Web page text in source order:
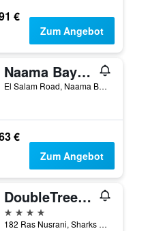
€
Zum Angebot
Naama Bay Promenade Beach Resort
El Salam Road, Naama Bay, Sharm El-Sheikh, Ägypten
€
Zum Angebot
DoubleTree by Hilton Sharm El Sheikh - Sharm Bay
4 Sterne
182 Ras Nusrani, Sharks Bay, South Sinai Sharm EL Sheikh, Sharm El-Sheikh, Ägypten